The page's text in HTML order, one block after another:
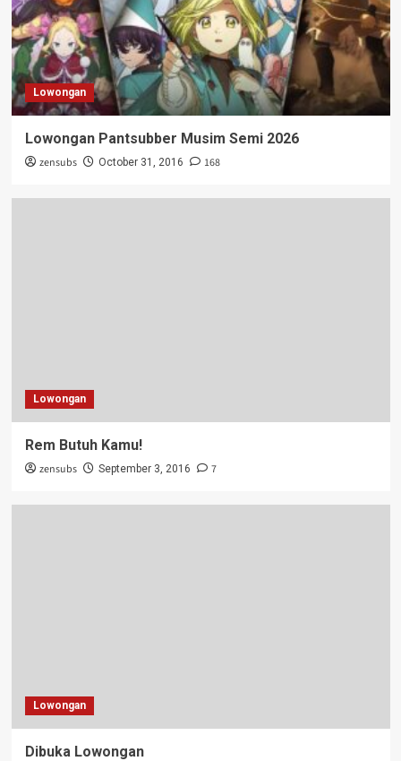
Lowongan
Lowongan Pantsubber Musim Semi 2026
zensubs October 31, 2016 168
Lowongan
Rem Butuh Kamu!
zensubs September 3, 2016 7
Lowongan
Dibuka Lowongan